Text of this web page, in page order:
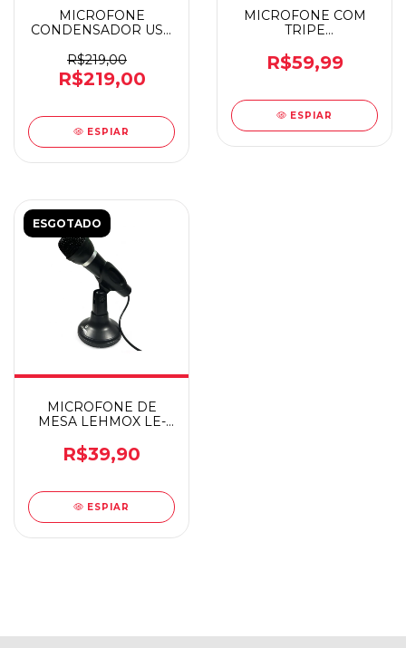
MICROFONE
CONDENSADOR USB
R$219,00
R$219,00
ESPIAR
MICROFONE COM
TRIPE
INOVA MIC-8641
R$59,99
ESPIAR
ESGOTADO
MICROFONE DE
MESA LEHMOX LE-
R$39,90
ESPIAR